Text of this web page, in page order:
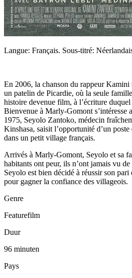
Langue: Français. Sous-titré:
En 2006, la chanson du rappeur Kamini
un patelin de Picardie, où la seule
histoire devenue film, à l’écriture
Bienvenue à Marly-Gomont s’intéresse
1975, Seyolo Zantoko, médecin
Kinshasa, saisit l’opportunité d’un
dans un petit village français.
Arrivés à Marly-Gomont, Seyolo et sa
habitants ont peur, ils n’ont jamais vu
Seyolo est bien décidé à réussir son
pour gagner la confiance des villageois.
Genre
Featurefilm
Duur
96 minuten
Pays